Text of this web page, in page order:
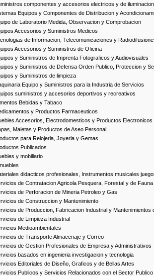
componentes y accesorios electricos y de iluminacion
Equipos y Componentes de Distribucion y
de Laboratorio Medida, Observacion y Comprobacion
Accesorios y Suministros Medicos
de Informacion, Telecomunicaciones y
Accesorios y Suministros de Oficina
y Suministros de Imprenta Fotograficos y Audiovisuales
y Suministros de Defensa Orden Publico, Proteccion y
y Suministros de limpieza
Equipo y Suministros para la Industria de Servicios
suministros y accesorios deportivos y recreativos
Bebidas y Tabaco
y Productos Farmaceuticos
Accesorios, Electrodomesticos y Productos Electronicos
Maletas y Productos de Aseo Personal
para Relojeria, Joyeria y Gemas
Publicados
y mobiliario
didacticos profesionales, Instrumentos musicales
de Contratacion Agricola Pesquera, Forestal y de Fauna
de Perforacion de Mineria Petroleo y Gas
de Construccion y Mantenimiento
de Produccion, Fabricacion Industrial y Mantenimientos
de Limpieza Industrial
Medioambientales
de Transporte Almacenaje y Correo
de Gestion Profesionales de Empresa y Administrativos
basados en ingenieria investigacion y tecnologia
Editoriales de Diseño, Graficos y de Bellas Artes
Publicos y Servicios Relacionados con el Sector Publico